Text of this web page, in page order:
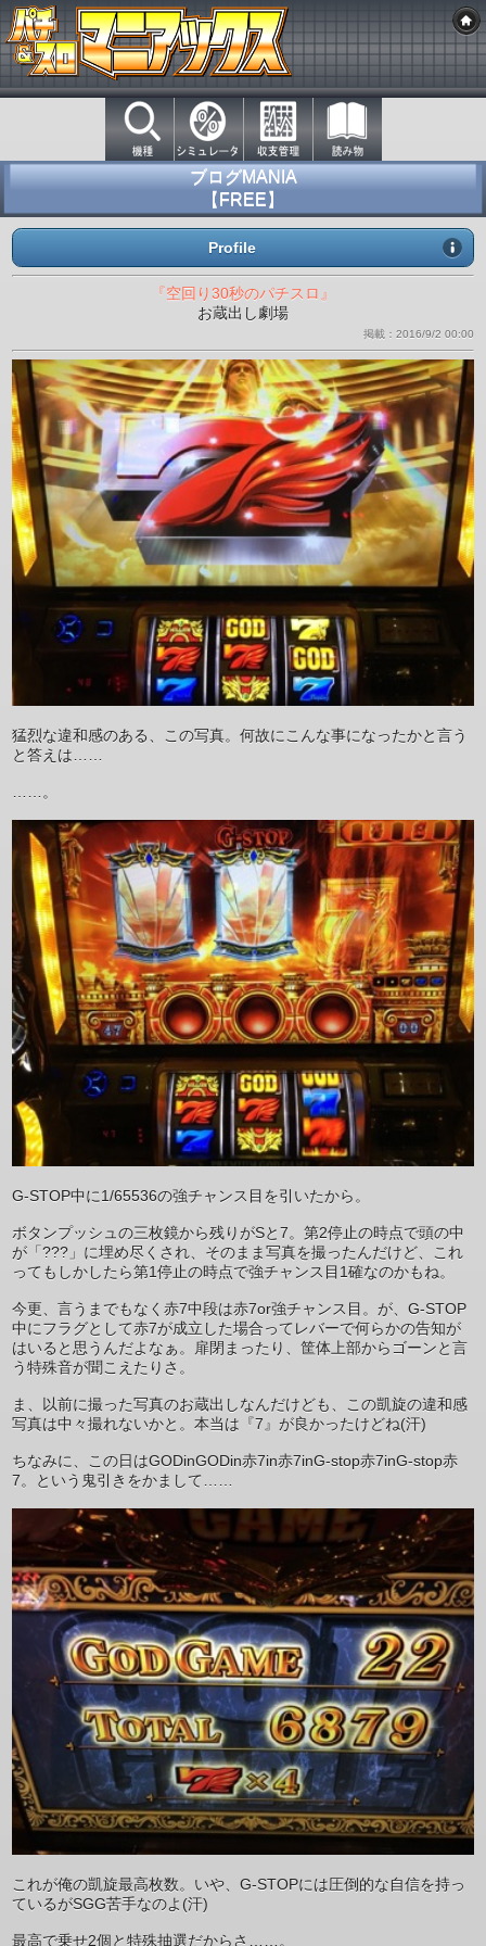
ブログMANIA
【FREE】
Profile
『空回り30秒のパチスロ』
お蔵出し劇場
掲載：2016/9/2 00:00
猛烈な違和感のある、この写真。何故にこんな事になったかと言う
と答えは……
……。
G-STOP中に1/65536の強チャンス目を引いたから。
ボタンプッシュの三枚鏡から残りがSと7。第2停止の時点で頭の中
が「???」に埋め尽くされ、そのまま写真を撮ったんだけど、これ
ってもしかしたら第1停止の時点で強チャンス目1確なのかもね。
今更、言うまでもなく赤7中段は赤7or強チャンス目。が、G-STOP
中にフラグとして赤7が成立した場合ってレバーで何らかの告知が
はいると思うんだよなぁ。扉閉まったり、筐体上部からゴーンと言
う特殊音が聞こえたりさ。
ま、以前に撮った写真のお蔵出しなんだけども、この凱旋の違和感
写真は中々撮れないかと。本当は『7』が良かったけどね(汗)
ちなみに、この日はGODinGODin赤7in赤7inG-stop赤7inG-stop赤
7。という鬼引きをかまして……
これが俺の凱旋最高枚数。いや、G-STOPには圧倒的な自信を持っ
ているがSGG苦手なのよ(汗)
最高で乗せ2個と特殊抽選だからさ……。